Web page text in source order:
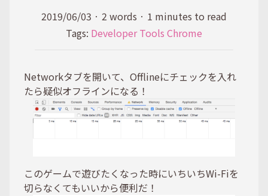
2019/06/03 · 2 words · 1 minutes to read
Tags: Developer Tools Chrome
Networkタブを開いて、Offlineにチェックを入れ
たら疑似オフラインになる！
このゲームで遊びたくなった時にいちいちWi-Fiを
切らなくてもいいから便利だ！